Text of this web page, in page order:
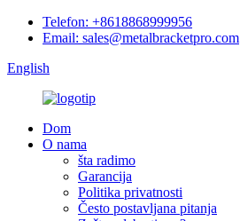
Telefon: +8618868999956
Email: sales@metalbracketpro.com
English
Dom
O nama
šta radimo
Garancija
Politika privatnosti
Često postavljana pitanja